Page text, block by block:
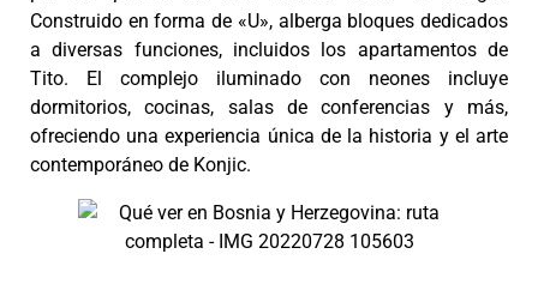
Construido en forma de «U», alberga bloques dedicados
a diversas funciones, incluidos los apartamentos de
Tito. El complejo iluminado con neones incluye
dormitorios, cocinas, salas de conferencias y más,
ofreciendo una experiencia única de la historia y el arte
contemporáneo de Konjic.